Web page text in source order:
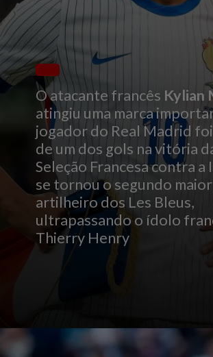
O atacante francês Kylian
atingiu uma marca
jogador do Real Madrid
de um dos gols na vitória
Seleção Francesa contra a
se tornou o segundo maior
artilheiro dos Les Bleus,
ultrapassando o ídolo
Thierry Henry